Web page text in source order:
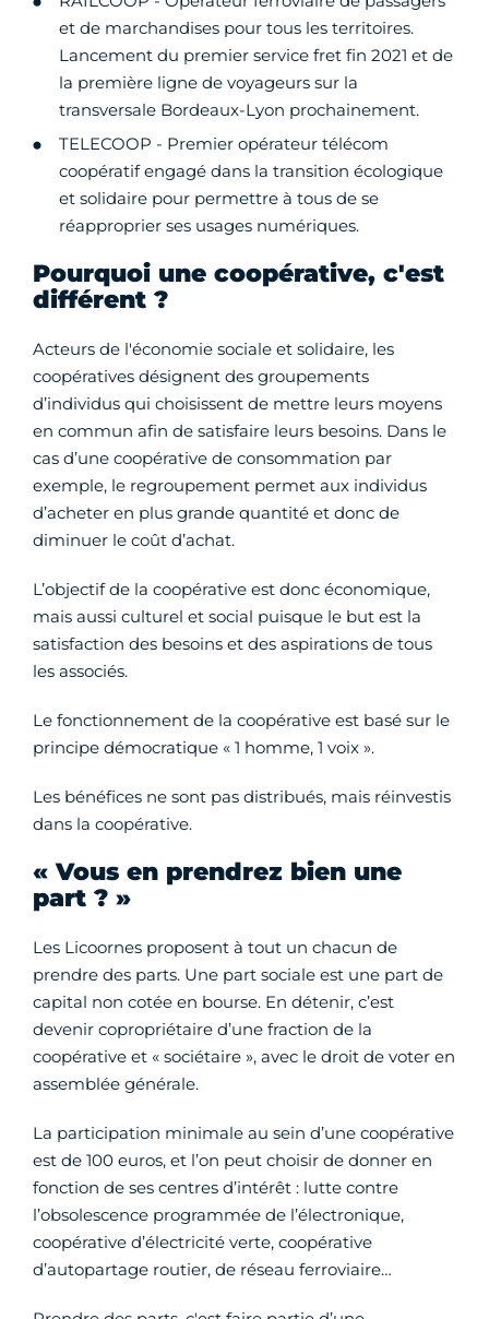
et de marchandises pour tous les territoires.
Lancement du premier service fret fin 2021 et de
la première ligne de voyageurs sur la
transversale Bordeaux-Lyon prochainement.
TELECOOP - Premier opérateur télécom
coopératif engagé dans la transition écologique
et solidaire pour permettre à tous de se
réapproprier ses usages numériques.
Pourquoi une coopérative, c'est
différent ?
Acteurs de l'économie sociale et solidaire, les
coopératives désignent des groupements
d’individus qui choisissent de mettre leurs moyens
en commun afin de satisfaire leurs besoins. Dans le
cas d’une coopérative de consommation par
exemple, le regroupement permet aux individus
d’acheter en plus grande quantité et donc de
diminuer le coût d’achat.
L’objectif de la coopérative est donc économique,
mais aussi culturel et social puisque le but est la
satisfaction des besoins et des aspirations de tous
les associés.
Le fonctionnement de la coopérative est basé sur le
principe démocratique « 1 homme, 1 voix ».
Les bénéfices ne sont pas distribués, mais réinvestis
dans la coopérative.
« Vous en prendrez bien une
part ? »
Les Licoornes proposent à tout un chacun de
prendre des parts. Une part sociale est une part de
capital non cotée en bourse. En détenir, c’est
devenir copropriétaire d’une fraction de la
coopérative et « sociétaire », avec le droit de voter en
assemblée générale.
La participation minimale au sein d’une coopérative
est de 100 euros, et l’on peut choisir de donner en
fonction de ses centres d’intérêt : lutte contre
l’obsolescence programmée de l’électronique,
coopérative d’électricité verte, coopérative
d’autopartage routier, de réseau ferroviaire…